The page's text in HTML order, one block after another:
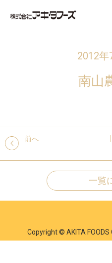
2012年
南山
前へ
一覧
Copyright © AKITA FOODS